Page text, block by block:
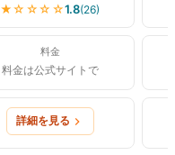
★☆☆☆☆1.8(26)
料金
料金は公式サイトで
詳細を見る